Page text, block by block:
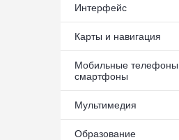
Интерфейс
Карты и навигация
Мобильные телефоны
смартфоны
Мультимедия
Образование